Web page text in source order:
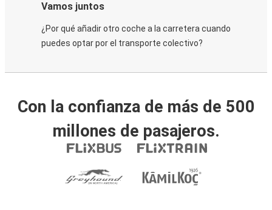
Vamos juntos
¿Por qué añadir otro coche a la carretera cuando
puedes optar por el transporte colectivo?
Con la confianza de más de 500
millones de pasajeros.